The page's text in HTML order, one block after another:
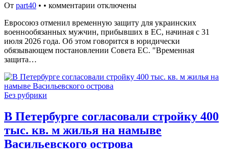
От part40 • • комментарии отключены
Евросоюз отменил временную защиту для украинских
военнообязанных мужчин, прибывших в ЕС, начиная с 31
июля 2026 года. Об этом говорится в юридически
обязывающем постановлении Совета ЕС. "Временная
защита…
Без рубрики
В Петербурге согласовали стройку 400
тыс. кв. м жилья на намыве
Васильевского острова